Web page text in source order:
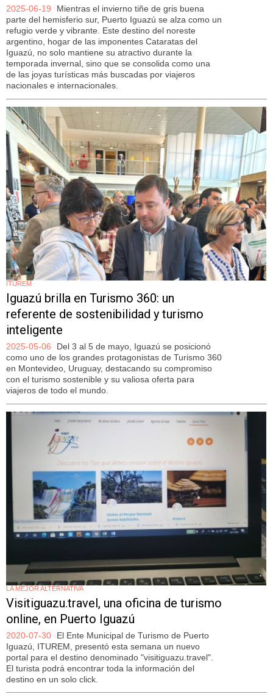
2025-06-19
Mientras el invierno tiñe de gris buena
parte del hemisferio sur, Puerto Iguazú se alza como un
refugio verde y vibrante. Este destino del noreste
argentino, hogar de las imponentes Cataratas del
Iguazú, no solo mantiene su atractivo durante la
temporada invernal, sino que se consolida como una
de las joyas turísticas más buscadas por viajeros
nacionales e internacionales.
ITUREM
Iguazú brilla en Turismo 360: un
referente de sostenibilidad y turismo
inteligente
2025-05-06
Del 3 al 5 de mayo, Iguazú se posicionó
como uno de los grandes protagonistas de Turismo 360
en Montevideo, Uruguay, destacando su compromiso
con el turismo sostenible y su valiosa oferta para
viajeros de todo el mundo.
LA MEJOR ALTERNATIVA
Visitiguazu.travel, una oficina de turismo
online, en Puerto Iguazú
2020-07-30
El Ente Municipal de Turismo de Puerto
Iguazú, ITUREM, presentó esta semana un nuevo
portal para el destino denominado "visitiguazu.travel".
El turista podrá encontrar toda la información del
destino en un solo click.